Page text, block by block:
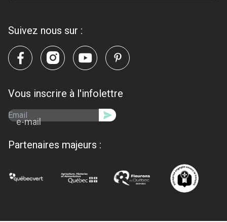
Suivez nous sur :
Vous inscrire à l'infolettre
e-mail
Partenaires majeurs :